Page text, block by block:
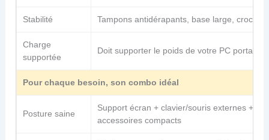
Stabilité Tampons antidérapants, base large, crochets
Charge
supportée
Doit supporter le poids de votre PC portable
Pour chaque besoin, son combo idéal
Posture saine
Support écran + clavier/souris externes +
accessoires compacts